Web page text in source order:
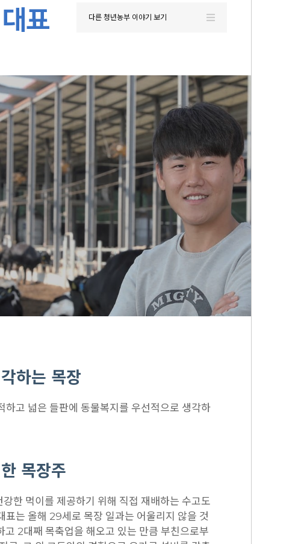
표 다른 청년농부 이야기 보기
하는 목장
하고 넓은 들판에 동물복지를 우선적으로 생각하
목장주
한 먹이를 제공하기 위해 직접 재배하는 수고도
표는 올해 29세로 목장 일과는 어울리지 않을 것
고 2대째 목축업을 해오고 있는 만큼 부친으로부